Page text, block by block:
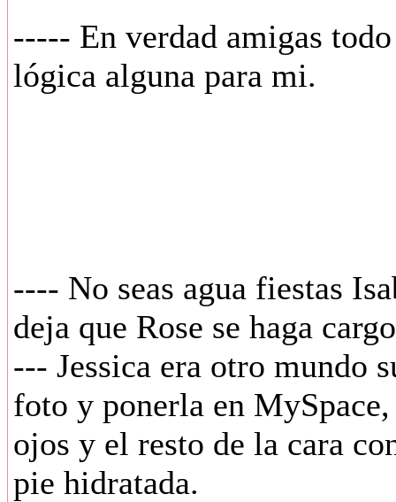
----- En verdad amigas
lógica alguna para mi.
---- No seas agua fiestas
deja que Rose se haga
--- Jessica era otro mundo
foto y ponerla en
ojos y el resto de la cara
pie hidratada.